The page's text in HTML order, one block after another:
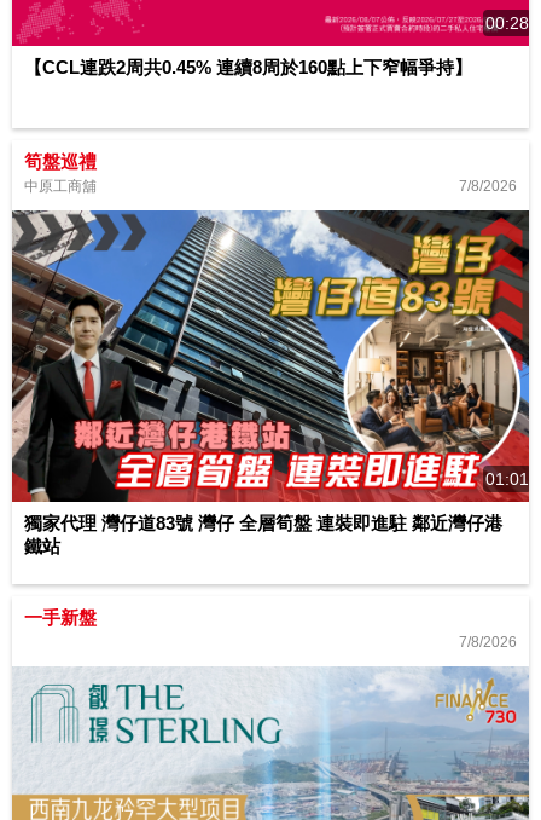
00:28
【CCL連跌2周共0.45% 連續8周於160點上下窄幅爭持】
筍盤巡禮
中原工商舖 7/8/2026
01:01
獨家代理 灣仔道83號 灣仔 全層筍盤 連裝即進駐 鄰近灣仔港
鐵站
一手新盤
7/8/2026